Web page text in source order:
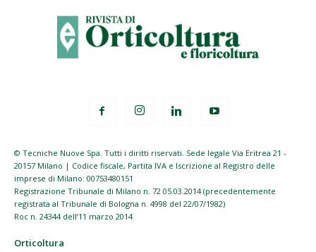
© Tecniche Nuove Spa. Tutti i diritti riservati. Sede legale Via Eritrea 21 -
20157 Milano | Codice fiscale, Partita IVA e Iscrizione al Registro delle
imprese di Milano: 00753480151
Registrazione Tribunale di Milano n. 72 05.03.2014 (precedentemente
registrata al Tribunale di Bologna n. 4998 del 22/07/1982)
Roc n. 24344 dell’11 marzo 2014
Orticoltura